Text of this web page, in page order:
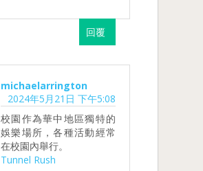
回覆
michaelarrington
2024年5月21日 下午5:08
校園作為華中地區獨特的
娛樂場所，各種活動經常
在校園內舉行。
Tunnel Rush